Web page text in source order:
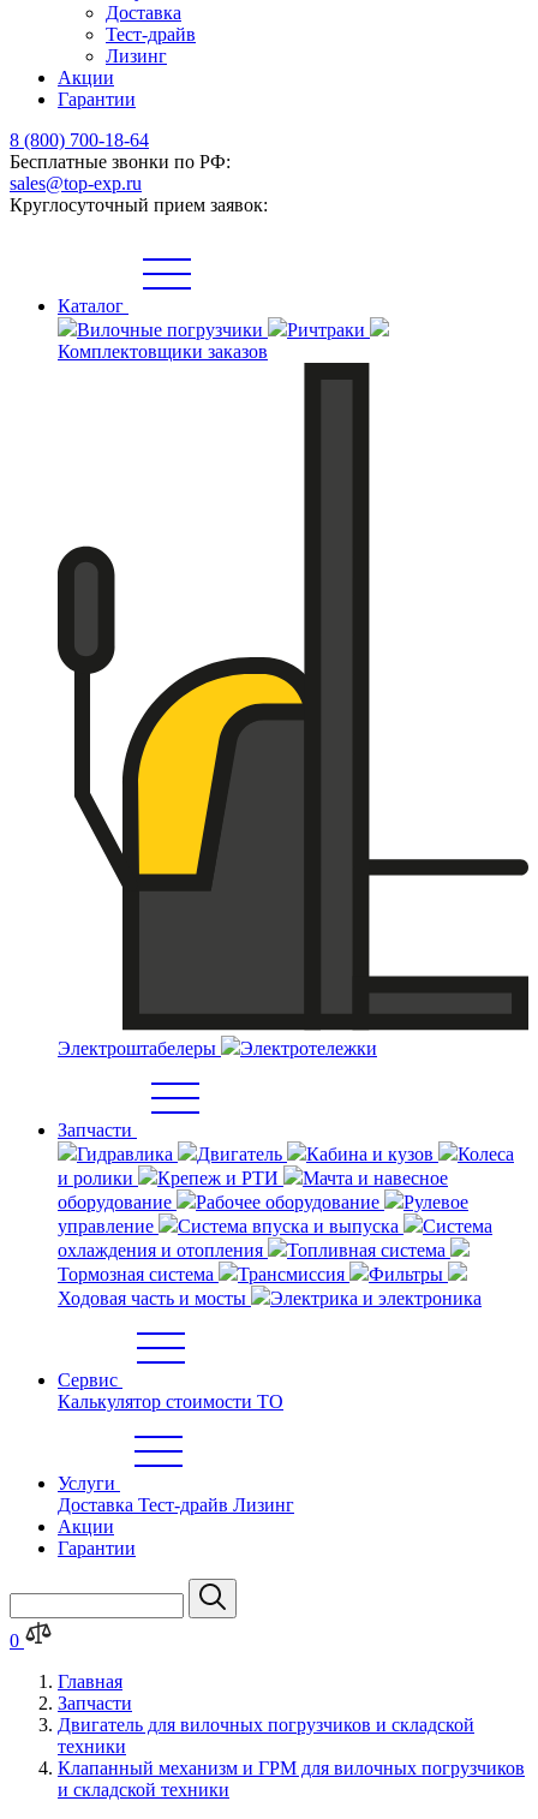
Доставка
Тест-драйв
Лизинг
Акции
Гарантии
8 (800) 700-18-64
Бесплатные звонки по РФ:
sales@top-exp.ru
Круглосуточный прием заявок:
Каталог
Вилочные погрузчики
Ричтраки
Комплектовщики заказов
Электроштабелеры Электротележки
Запчасти
Гидравлика
Двигатель Кабина и кузов
Колеса
и ролики
Крепеж и РТИ
Мачта и навесное
оборудование
Рабочее оборудование
Рулевое
управление
Система впуска и выпуска
Система
охлаждения и отопления
Топливная система
Тормозная система
Трансмиссия
Фильтры
Ходовая часть и мосты
Электрика и электроника
Сервис
Калькулятор стоимости ТО
Услуги
Доставка Тест-драйв Лизинг
Акции
Гарантии
0
Главная
Запчасти
Двигатель для вилочных погрузчиков и складской
техники
Клапанный механизм и ГРМ для вилочных погрузчиков
и складской техники